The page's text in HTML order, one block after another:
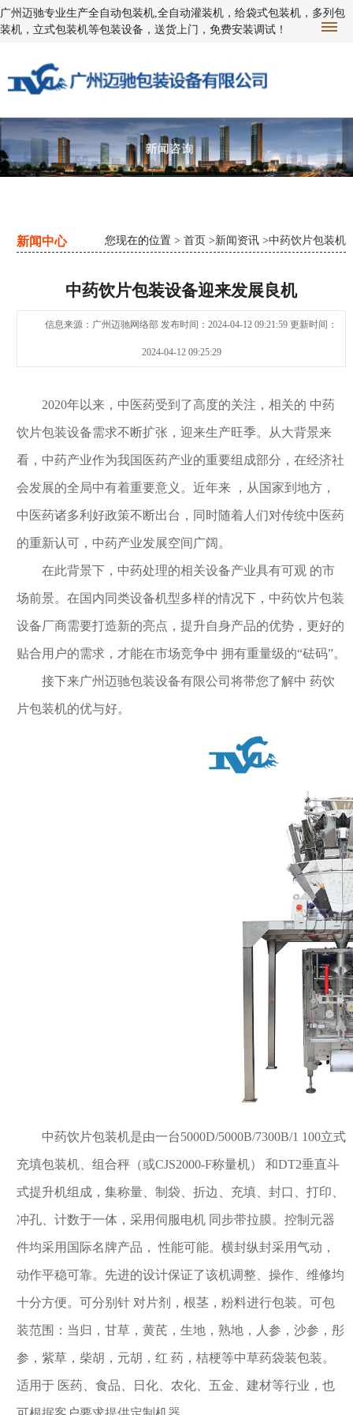
广州迈驰专业生产全自动包装机,全自动灌装机，给袋式包装机，多列包
装机，立式包装机等包装设备，送货上门，免费安装调试！
新闻中心 您现在的位置 > 首页 >新闻资讯 >中药饮片包装机
中药饮片包装设备迎来发展良机
信息来源：广州迈驰网络部 发布时间：2024-04-12 09:21:59 更新时间：
2024-04-12 09:25:29
2020年以来，中医药受到了高度的关注，相关的 中药
饮片包装设备需求不断扩张，迎来生产旺季。从大背景来
看，中药产业作为我国医药产业的重要组成部分，在经济社
会发展的全局中有着重要意义。近年来 ，从国家到地方，
中医药诸多利好政策不断出台，同时随着人们对传统中医药
的重新认可，中药产业发展空间广阔。
在此背景下，中药处理的相关设备产业具有可观 的市
场前景。在国内同类设备机型多样的情况下，中药饮片包装
设备厂商需要打造新的亮点，提升自身产品的优势，更好的
贴合用户的需求，才能在市场竞争中 拥有重量级的“砝码”。
接下来广州迈驰包装设备有限公司将带您了解中 药饮
片包装机的优与好。
中药饮片包装机是由一台5000D/5000B/7300B/1 100立式
充填包装机、组合秤（或CJS2000-F称量机） 和DT2垂直斗
式提升机组成，集称量、制袋、折边、充填、封口、打印、
冲孔、计数于一体，采用伺服电机 同步带拉膜。控制元器
件均采用国际名牌产品， 性能可能。横封纵封采用气动，
动作平稳可靠。先进的设计保证了该机调整、操作、维修均
十分方便。可分别针 对片剂，根茎，粉料进行包装。可包
装范围：当归，甘草，黄芪，生地，熟地，人参，沙参，彤
参，紫草，柴胡，元胡，红 药，桔梗等中草药袋装包装。
适用于 医药、食品、日化、农化、五金、建材等行业，也